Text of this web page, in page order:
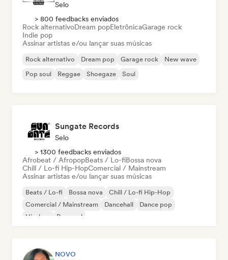
Selo
> 800 feedbacks enviados
Rock alternativoDream popEletrônicaGarage rock
Indie pop
Assinar artistas e/ou lançar suas músicas
Rock alternativo Dream pop Garage rock
New wave
Pop soul
Reggae Shoegaze Soul
Sungate Records
Selo
> 1300 feedbacks enviados
Afrobeat / AfropopBeats / Lo-fiBossa nova
Chill / Lo-fi Hip-HopComercial / Mainstream
Assinar artistas e/ou lançar suas músicas
Beats / Lo-fi Bossa nova
Chill / Lo-fi Hip-Hop
Comercial / Mainstream
Dancehall
Dance pop
Hip-hop
Pop soul
NOVO